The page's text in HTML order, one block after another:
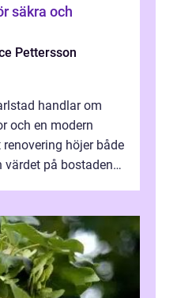
Pettersson
handlar om
och en modern
höjer både
på bostaden.